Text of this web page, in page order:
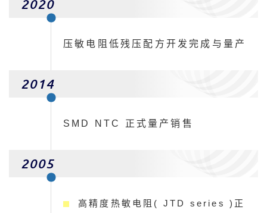
2020
压敏电阻低残压配方开发完成与量产
2014
SMD NTC 正式量产销售
2005
高精度热敏电阻( JTD series )正